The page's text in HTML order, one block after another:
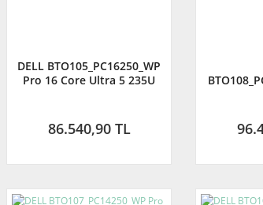
DELL BTO105_PC16250_WP
Pro 16 Core Ultra 5 235U
86.540,90 TL